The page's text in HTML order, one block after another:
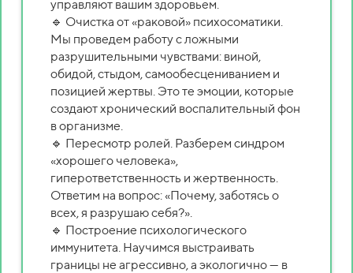
управляют вашим здоровьем.
🔹 Очистка от «раковой» психосоматики.
Мы проведем работу с ложными
разрушительными чувствами: виной,
обидой, стыдом, самообесцениванием и
позицией жертвы. Это те эмоции, которые
создают хронический воспалительный фон
в организме.
🔹 Пересмотр ролей. Разберем синдром
«хорошего человека»,
гиперответственность и жертвенность.
Ответим на вопрос: «Почему, заботясь о
всех, я разрушаю себя?».
🔹 Построение психологического
иммунитета. Научимся выстраивать
границы не агрессивно, а экологично — в